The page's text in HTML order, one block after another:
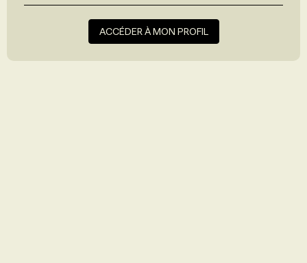
ACCÉDER À MON PROFIL